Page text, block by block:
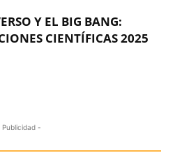
Y EL BIG BANG:
CIENTÍFICAS 2025
Publicidad -